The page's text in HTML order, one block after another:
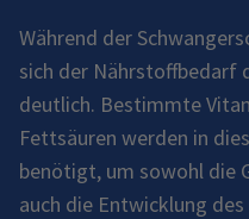
Während der
sich der Nährstoffbedarf
deutlich. Bestimmte
Fettsäuren werden in
benötigt, um sowohl die
auch die Entwicklung